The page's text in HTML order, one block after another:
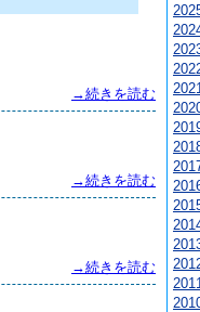
→続きを読む
→続きを読む
→続きを読む